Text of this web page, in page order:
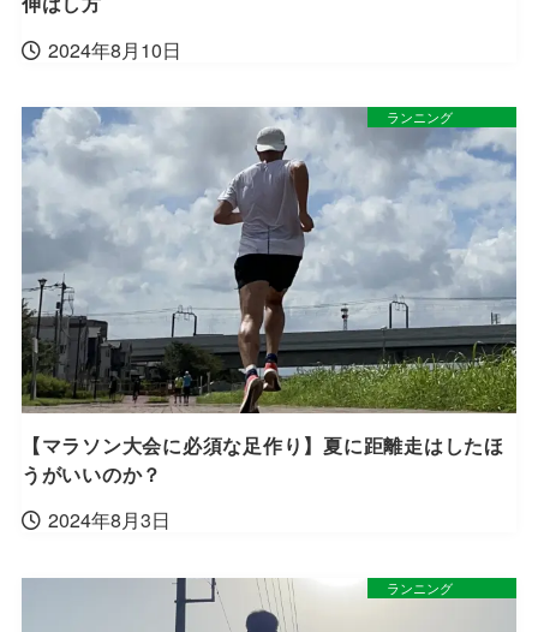
2024年8月10日
【マラソン大会に必須な足作り】夏に距離走はしたほ
うがいいのか？
2024年8月3日
ランニング
ランニング